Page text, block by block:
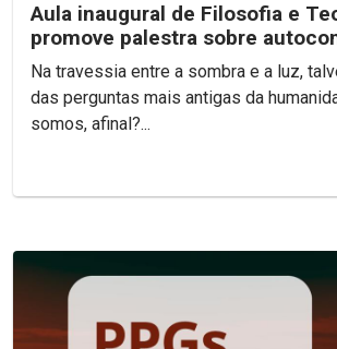
Aula inaugural de Filosofia e
promove palestra sobre
Na travessia entre a sombra e a luz,
das perguntas mais antigas da
somos, afinal?...